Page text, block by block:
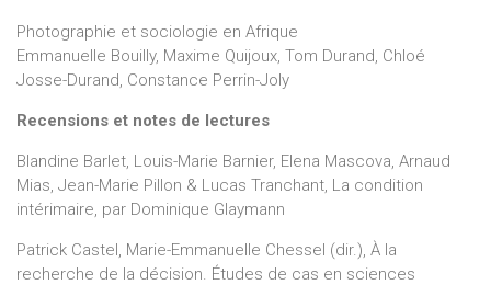
Photographie et sociologie en Afrique
Emmanuelle Bouilly, Maxime Quijoux, Tom Durand, Chloé
Josse-Durand, Constance Perrin-Joly
Recensions et notes de lectures
Blandine Barlet, Louis-Marie Barnier, Elena Mascova, Arnaud
Mias, Jean-Marie Pillon & Lucas Tranchant, La condition
intérimaire, par Dominique Glaymann
Patrick Castel, Marie-Emmanuelle Chessel (dir.), À la
recherche de la décision. Études de cas en sciences